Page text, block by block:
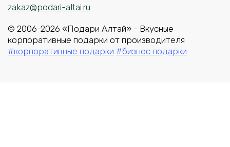
zakaz@podari-altai.ru
© 2006-2026 «Подари Алтай» - Вкусные
корпоративные подарки от производителя
#корпоративные подарки #бизнес подарки